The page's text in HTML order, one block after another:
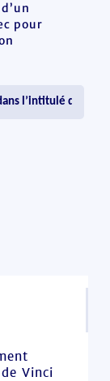
pour
Vinci